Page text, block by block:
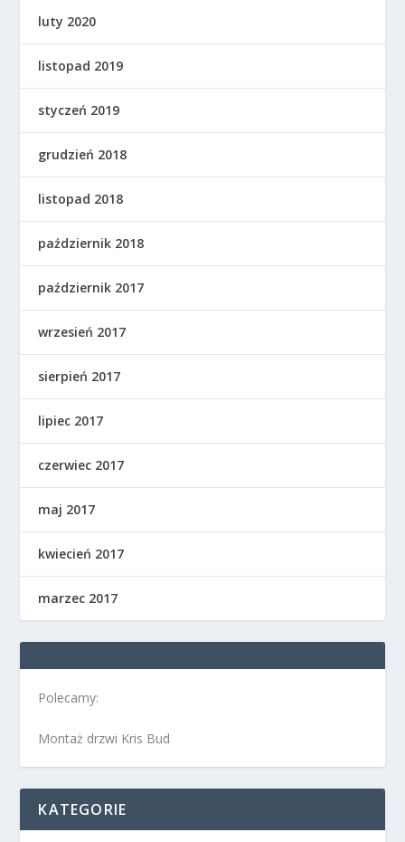
luty 2020
listopad 2019
styczeń 2019
grudzień 2018
listopad 2018
październik 2018
październik 2017
wrzesień 2017
sierpień 2017
lipiec 2017
czerwiec 2017
maj 2017
kwiecień 2017
marzec 2017
Polecamy:
Montaż drzwi Kris Bud
KATEGORIE